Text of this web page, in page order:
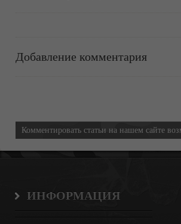
Добавление комментария
Комментировать статьи на нашем сайте
ИНФОРМАЦИЯ